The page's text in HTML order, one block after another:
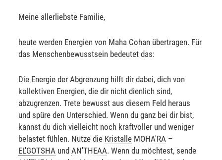
Meine allerliebste Familie,
heute werden Energien von Maha Cohan übertragen. Für
das Menschenbewusstsein bedeutet das:
Die Energie der Abgrenzung hilft dir dabei, dich von
kollektiven Energien, die dir nicht dienlich sind,
abzugrenzen. Trete bewusst aus diesem Feld heraus
und spüre den Unterschied. Wenn du ganz bei dir bist,
kannst du dich vielleicht noch kraftvoller und weniger
belastet fühlen. Nutze die Kristalle MOHA'RA –
EL'GOTSHA undAN'THEAA. Wenn du möchtest, sende